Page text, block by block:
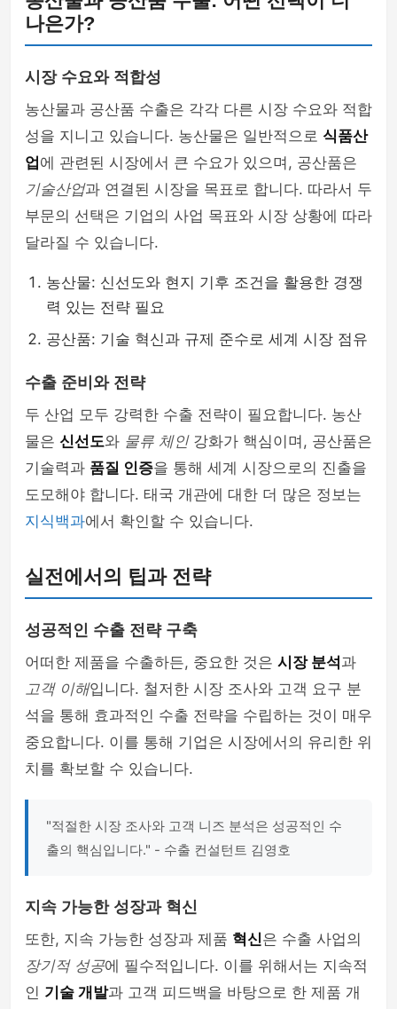
나은가?
시장 수요와 적합성
농산물과 공산품 수출은 각각 다른 시장 수요와 적합
성을 지니고 있습니다. 농산물은 일반적으로 식품산
업 에 관련된 시장에서 큰 수요가 있으며, 공산품은
기술산업과 연결된 시장을 목표로 합니다. 따라서 두
부문의 선택은 기업의 사업 목표와 시장 상황에 따라
달라질 수 있습니다.
농산물: 신선도와 현지 기후 조건을 활용한 경쟁
력 있는 전략 필요
공산품: 기술 혁신과 규제 준수로 세계 시장 점유
수출 준비와 전략
두 산업 모두 강력한 수출 전략이 필요합니다. 농산
물은 신선도와 물류 체인강화가 핵심이며, 공산품은
기술력과 품질 인증을 통해 세계 시장으로의 진출을
도모해야 합니다. 태국 개관에 대한 더 많은 정보는
지식백과에서 확인할 수 있습니다.
실전에서의 팁과 전략
성공적인 수출 전략 구축
어떠한 제품을 수출하든, 중요한 것은 시장 분석과
고객 이해입니다. 철저한 시장 조사와 고객 요구 분
석을 통해 효과적인 수출 전략을 수립하는 것이 매우
중요합니다. 이를 통해 기업은 시장에서의 유리한 위
치를 확보할 수 있습니다.
"적절한 시장 조사와 고객 니즈 분석은 성공적인 수
출의 핵심입니다." - 수출 컨설턴트 김영호
지속 가능한 성장과 혁신
또한, 지속 가능한 성장과 제품 혁신은 수출 사업의
장기적 성공에 필수적입니다. 이를 위해서는 지속적
인 기술 개발과 고객 피드백을 바탕으로 한 제품 개